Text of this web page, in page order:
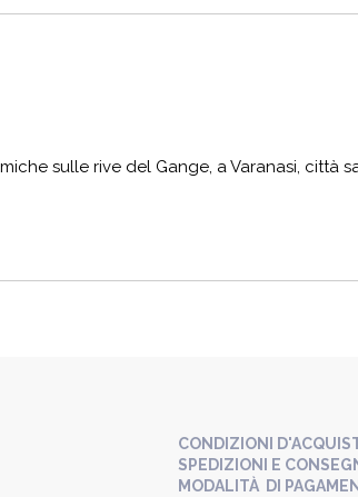
sulle rive del Gange, a Varanasi, città
CONDIZIONI
SPEDIZIONI E
MODALITÀ DI